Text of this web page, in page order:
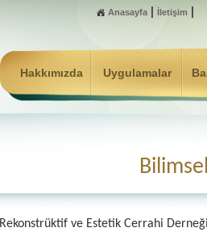
Anasayfa| İletişim |
Hakkımızda Uygulamalar
Rekonstrüktif ve Estetik Cerrahi Derneği